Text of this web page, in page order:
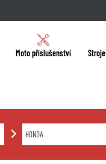
Moto příslušenství